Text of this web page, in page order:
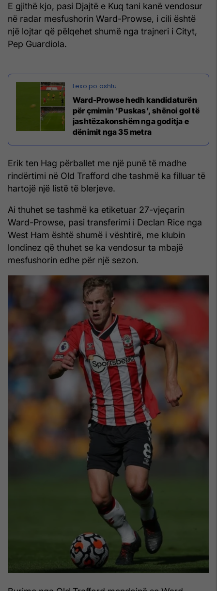
E gjithë kjo, pasi Djajtë e Kuq tani kanë vendosur
në radar mesfushorin Ward-Prowse, i cili është
një lojtar që pëlqehet shumë nga trajneri i Cityt,
Pep Guardiola.
Ward-Prowse hedh kandidaturën
për çmimin ‘Puskas’, shënoi gol të
jashtëzakonshëm nga goditja e
dënimit nga 35 metra
Erik ten Hag përballet me një punë të madhe
rindërtimi në Old Trafford dhe tashmë ka filluar të
hartojë një listë të blerjeve.
Ai thuhet se tashmë ka etiketuar 27-vjeçarin
Ward-Prowse, pasi transferimi i Declan Rice nga
West Ham është shumë i vështirë, me klubin
londinez që thuhet se ka vendosur ta mbajë
mesfushorin edhe për një sezon.